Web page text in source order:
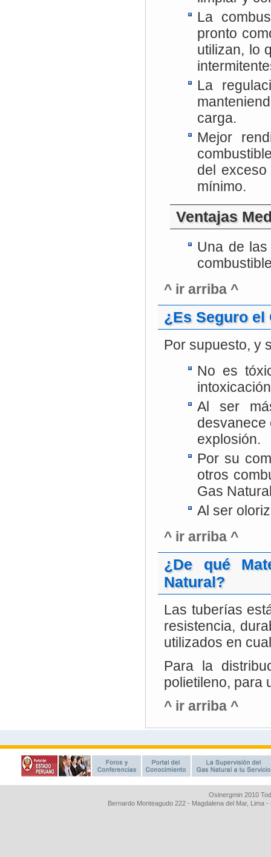
Osinergmin 2010
Bernardo Monteagudo 222 - Magdalena del Mar, Lima